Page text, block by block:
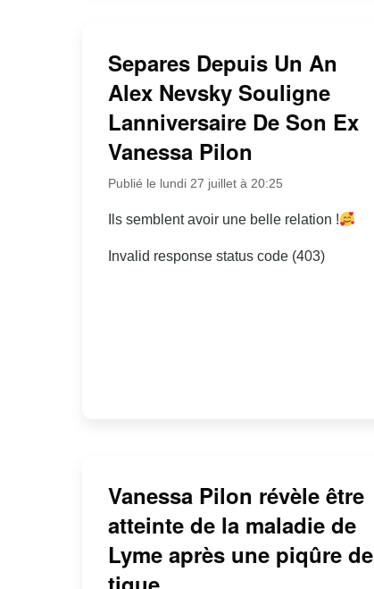
Separes Depuis Un An
Alex Nevsky Souligne
Lanniversaire De Son Ex
Vanessa Pilon
Publié le lundi 27 juillet à 20:25
Ils semblent avoir une belle relation !
Invalid response status code (403)
Vanessa Pilon révèle être
atteinte de la maladie de
Lyme après une piqûre de